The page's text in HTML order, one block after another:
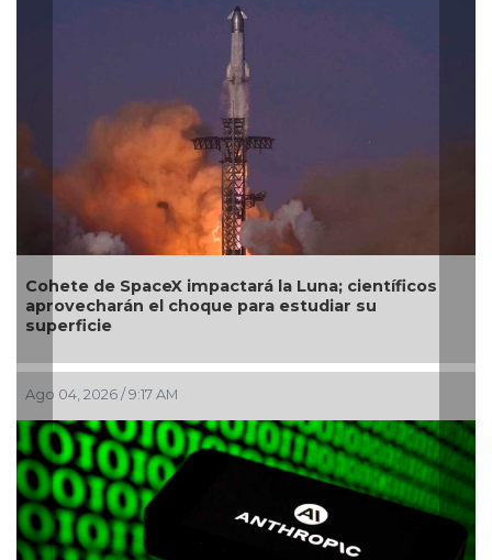
la Luna; científicos
para estudiar su
SecureDNA: el
próxima pandemia